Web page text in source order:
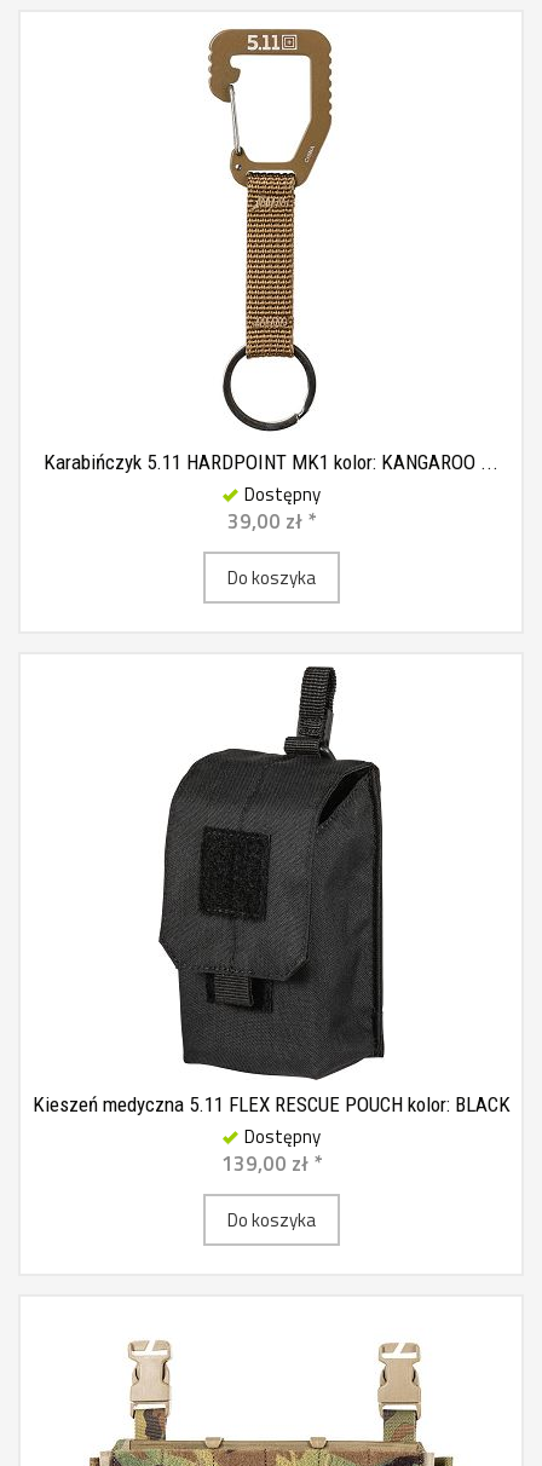
Karabińczyk 5.11 HARDPOINT MK1 kolor: KANGAROO ...
Dostępny
39,00 zł *
Do koszyka
Kieszeń medyczna 5.11 FLEX RESCUE POUCH kolor: BLACK
Dostępny
139,00 zł *
Do koszyka